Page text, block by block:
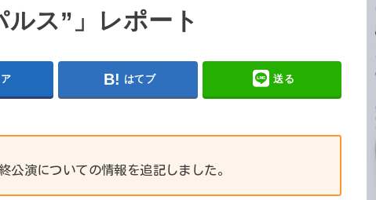
ス”」レポート
はてブ 送る
公演についての情報を追記しました。